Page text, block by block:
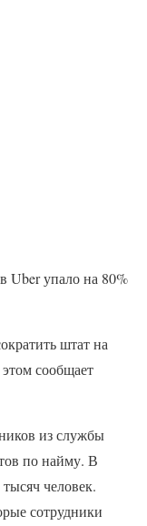
Uber упало на 80%
штат на
сообщает
из службы
по найму. В
человек.
сотрудники